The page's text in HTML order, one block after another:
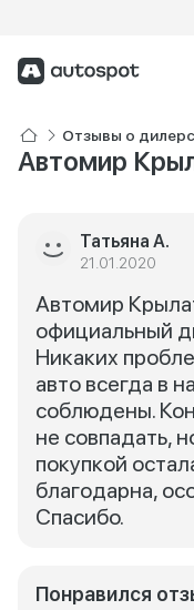
Отзывы о
Автомир
Татьяна А.
21.01.2020
Автомир
официальный
Никаких
авто всегда в
соблюдены.
не совпадать,
покупкой
благодарна,
Спасибо.
Понравился